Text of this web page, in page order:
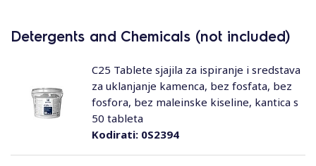
Detergents and Chemicals (not included)
Kodirati:0S2394
C25 Tablete sjajila za ispiranje i sredstava
za uklanjanje kamenca, bez fosfata, bez
fosfora, bez maleinske kiseline, kantica s
50 tableta